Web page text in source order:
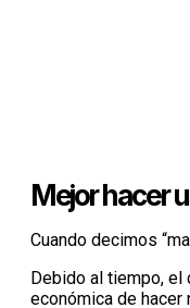
Mejor hacer
Cuando decimos
Debido al tiempo, el
económica de hacer